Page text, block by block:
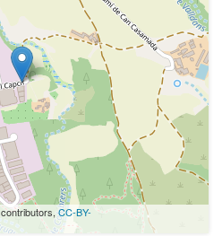
contributors,CC-BY-